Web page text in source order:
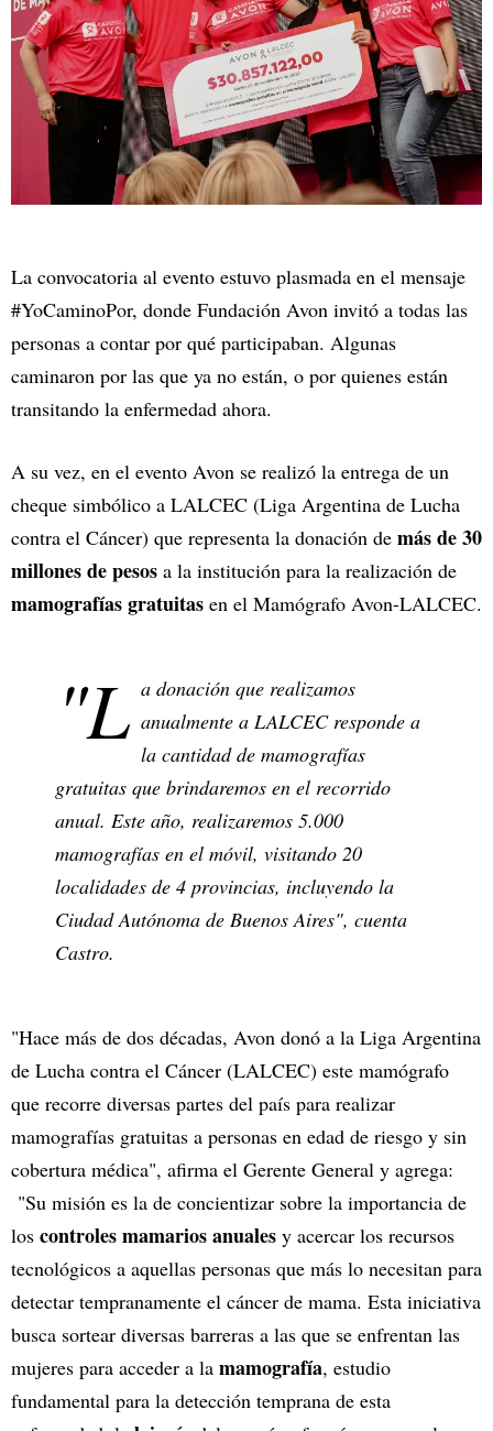
La convocatoria al evento estuvo plasmada en el mensaje
#YoCaminoPor, donde Fundación Avon invitó a todas las
personas a contar por qué participaban. Algunas
caminaron por las que ya no están, o por quienes están
transitando la enfermedad ahora.
A su vez, en el evento Avon se realizó la entrega de un
cheque simbólico a LALCEC (Liga Argentina de Lucha
contra el Cáncer) que representa la donación de más de 30
millones de pesos a la institución para la realización de
mamografías gratuitas en el Mamógrafo Avon-LALCEC.
"L a donación que realizamos
anualmente a LALCEC responde a
la cantidad de mamografías
gratuitas que brindaremos en el recorrido
anual. Este año, realizaremos 5.000
mamografías en el móvil, visitando 20
localidades de 4 provincias, incluyendo la
Ciudad Autónoma de Buenos Aires", cuenta
Castro.
"Hace más de dos décadas, Avon donó a la Liga Argentina
de Lucha contra el Cáncer (LALCEC) este mamógrafo
que recorre diversas partes del país para realizar
mamografías gratuitas a personas en edad de riesgo y sin
cobertura médica", afirma el Gerente General y agrega:
"Su misión es la de concientizar sobre la importancia de
los controles mamarios anuales y acercar los recursos
tecnológicos a aquellas personas que más lo necesitan para
detectar tempranamente el cáncer de mama. Esta iniciativa
busca sortear diversas barreras a las que se enfrentan las
mujeres para acceder a la mamografía, estudio
fundamental para la detección temprana de esta